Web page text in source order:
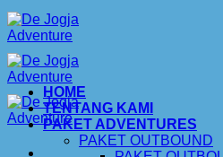
Skip
to
content
HOME
TENTANG KAMI
PAKET ADVENTURES
PAKET OUTBOUND